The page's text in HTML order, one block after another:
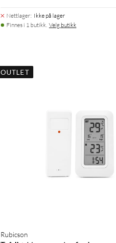
Nettlager: Ikke på lager
Finnes i 1 butikk. Velg butikk
OUTLET
Rubicson